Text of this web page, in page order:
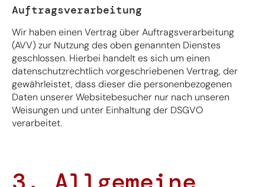
Auftragsverarbeitung
Wir haben einen Vertrag über Auftragsverarbeitung
(AVV) zur Nutzung des oben genannten Dienstes
geschlossen. Hierbei handelt es sich um einen
datenschutzrechtlich vorgeschriebenen Vertrag, der
gewährleistet, dass dieser die personenbezogenen
Daten unserer Websitebesucher nur nach unseren
Weisungen und unter Einhaltung der DSGVO
verarbeitet.